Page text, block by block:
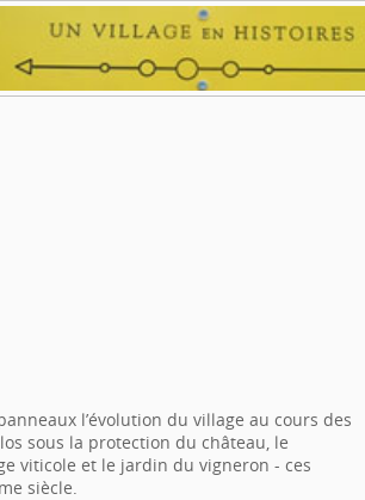
l’évolution du village au cours des
sous la protection du château, le
viticole et le jardin du vigneron - ces
siècle.